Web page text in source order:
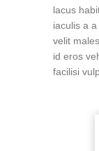
lacus
iaculis a
velit
id eros
facilisi